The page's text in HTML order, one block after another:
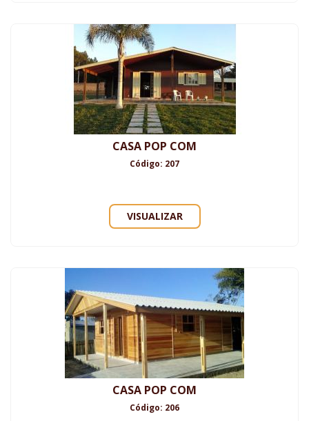
CASA POP COM
Código: 207
VISUALIZAR
CASA POP COM
Código: 206